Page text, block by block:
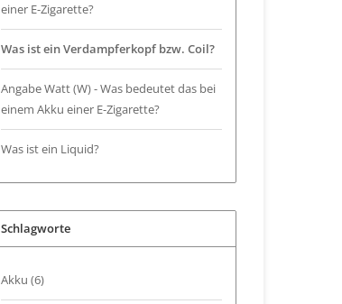
einer E-Zigarette?
Was ist ein Verdampferkopf bzw. Coil?
Angabe Watt (W) - Was bedeutet das bei
einem Akku einer E-Zigarette?
Was ist ein Liquid?
Schlagworte
Akku (6)